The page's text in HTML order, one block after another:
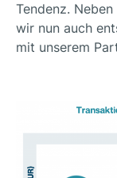
Tendenz.
wir nun auch
mit unserem